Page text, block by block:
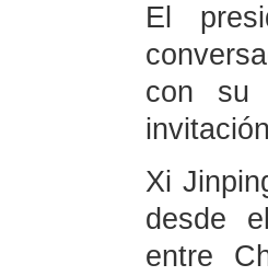
El
con su
Xi
desde
entre